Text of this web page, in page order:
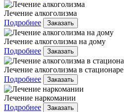
Лечение алкоголизма
Подробнее
Заказать
Лечение алкоголизма на дому
Подробнее
Заказать
Лечение алкоголизма в стационаре
Подробнее
Заказать
Лечение наркомании
Подробнее
Заказать